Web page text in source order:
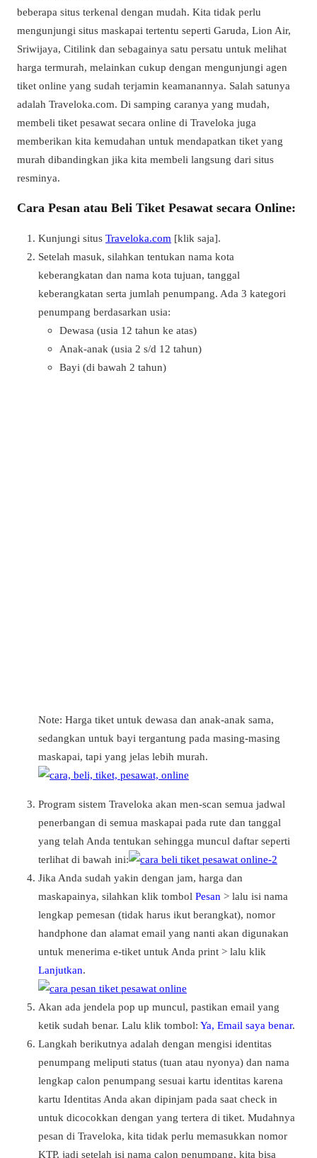
beberapa situs terkenal dengan mudah. Kita tidak perlu
mengunjungi situs maskapai tertentu seperti Garuda, Lion Air,
Sriwijaya, Citilink dan sebagainya satu persatu untuk melihat
harga termurah, melainkan cukup dengan mengunjungi agen
tiket online yang sudah terjamin keamanannya. Salah satunya
adalah Traveloka.com. Di samping caranya yang mudah,
membeli tiket pesawat secara online di Traveloka juga
memberikan kita kemudahan untuk mendapatkan tiket yang
murah dibandingkan jika kita membeli langsung dari situs
resminya.
Cara Pesan atau Beli Tiket Pesawat secara Online:
Kunjungi situs Traveloka.com [klik saja].
Setelah masuk, silahkan tentukan nama kota
keberangkatan dan nama kota tujuan, tanggal
keberangkatan serta jumlah penumpang. Ada 3 kategori
penumpang berdasarkan usia:
Dewasa (usia 12 tahun ke atas)
Anak-anak (usia 2 s/d 12 tahun)
Bayi (di bawah 2 tahun)
Note: Harga tiket untuk dewasa dan anak-anak sama,
sedangkan untuk bayi tergantung pada masing-masing
maskapai, tapi yang jelas lebih murah.
Program sistem Traveloka akan men-scan semua jadwal
penerbangan di semua maskapai pada rute dan tanggal
yang telah Anda tentukan sehingga muncul daftar seperti
terlihat di bawah ini:
Jika Anda sudah yakin dengan jam, harga dan
maskapainya, silahkan klik tombol Pesan > lalu isi nama
lengkap pemesan (tidak harus ikut berangkat), nomor
handphone dan alamat email yang nanti akan digunakan
untuk menerima e-tiket untuk Anda print > lalu klik
Lanjutkan.
Akan ada jendela pop up muncul, pastikan email yang
ketik sudah benar. Lalu klik tombol: Ya, Email saya benar.
Langkah berikutnya adalah dengan mengisi identitas
penumpang meliputi status (tuan atau nyonya) dan nama
lengkap calon penumpang sesuai kartu identitas karena
kartu Identitas Anda akan dipinjam pada saat check in
untuk dicocokkan dengan yang tertera di tiket. Mudahnya
pesan di Traveloka, kita tidak perlu memasukkan nomor
KTP, jadi setelah isi nama calon penumpang, kita bisa